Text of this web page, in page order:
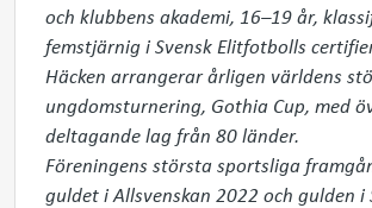
och klubbens akademi, 16–19 år,
femstjärnig i Svensk Elitfotbolls
Häcken arrangerar årligen världens
ungdomsturnering, Gothia Cup, med
deltagande lag från 80 länder.
Föreningens största sportsliga
guldet i Allsvenskan 2022 och gulden i